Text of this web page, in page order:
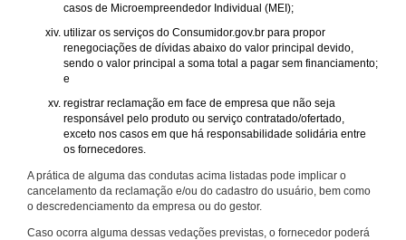
casos de Microempreendedor Individual (MEI);
utilizar os serviços do Consumidor.gov.br para propor
renegociações de dívidas abaixo do valor principal devido,
sendo o valor principal a soma total a pagar sem financiamento;
e
registrar reclamação em face de empresa que não seja
responsável pelo produto ou serviço contratado/ofertado,
exceto nos casos em que há responsabilidade solidária entre
os fornecedores.
A prática de alguma das condutas acima listadas pode implicar o
cancelamento da reclamação e/ou do cadastro do usuário, bem como
o descredenciamento da empresa ou do gestor.
Caso ocorra alguma dessas vedações previstas, o fornecedor poderá